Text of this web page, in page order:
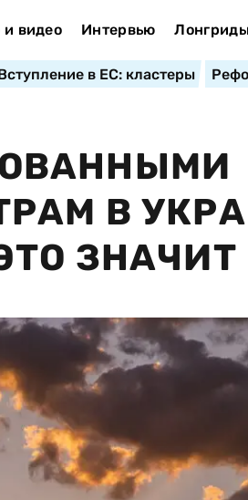
видео Интервью
в ЕС: кластеры
В
ЗНАЧИТ